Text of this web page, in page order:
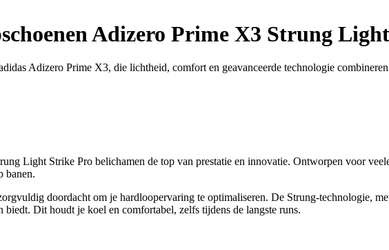
Adizero Prime X3 Strung
Adizero Prime X3, die lichtheid, comfort en geavanceerde technologie
Light Strike Pro belichamen de top van prestatie en innovatie. Ontworpen voor
banen.
doordacht om je hardloopervaring te optimaliseren. De Strung-technologie,
Dit houdt je koel en comfortabel, zelfs tijdens de langste runs.